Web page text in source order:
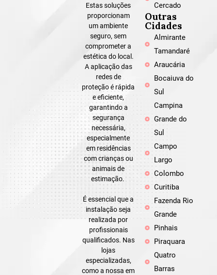
Estas soluções
proporcionam
um ambiente
seguro, sem
comprometer a
estética do local.
A aplicação das
redes de
proteção é rápida
e eficiente,
garantindo a
segurança
necessária,
especialmente
em residências
com crianças ou
animais de
estimação.
É essencial que a
instalação seja
realizada por
profissionais
qualificados. Nas
lojas
especializadas,
como a nossa em
Cercado
Outras
Cidades
Almirante
Tamandaré
Araucária
Bocaiuva do
Sul
Campina
Grande do
Sul
Campo
Largo
Colombo
Curitiba
Fazenda Rio
Grande
Pinhais
Piraquara
Quatro
Barras